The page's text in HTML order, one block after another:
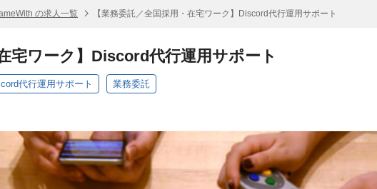
の求人一覧 【業務委託／全国採用・在宅ワーク】Discord代行運用サポート
宅ワーク】Discord代行運用サポート
代行運用サポート 業務委託